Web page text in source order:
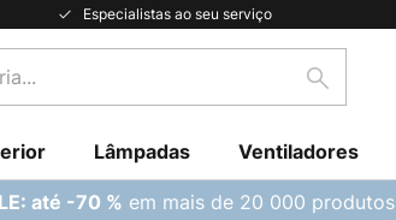
Especialistas ao seu serviço
Pesquisar
Lâmpadas Ventiladores
até -70 % em mais de 20 000 produtos